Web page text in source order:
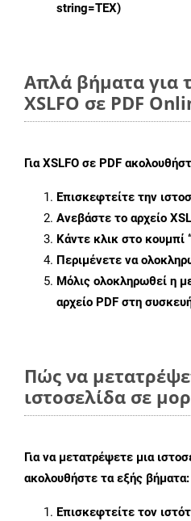
string=TEX)
Απλά βήματα για
XSLFO σε PDF
ΓιαXSLFO σε PDF
Επισκεφτείτε την
Ανεβάστε το αρχείο
Κάντε κλικ στο κουμπί
Περιμένετε να
Μόλις ολοκληρωθεί η
αρχείο PDF στη
Πώς να
ιστοσελίδα σε
Για να μετατρέψετε μια
ακολουθήστε τα εξής βήματα:
Επισκεφτείτε τον